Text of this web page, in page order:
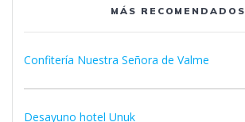
MÁS RECOMENDADOS
Confitería Nuestra Señora de Valme
Desayuno hotel Unuk